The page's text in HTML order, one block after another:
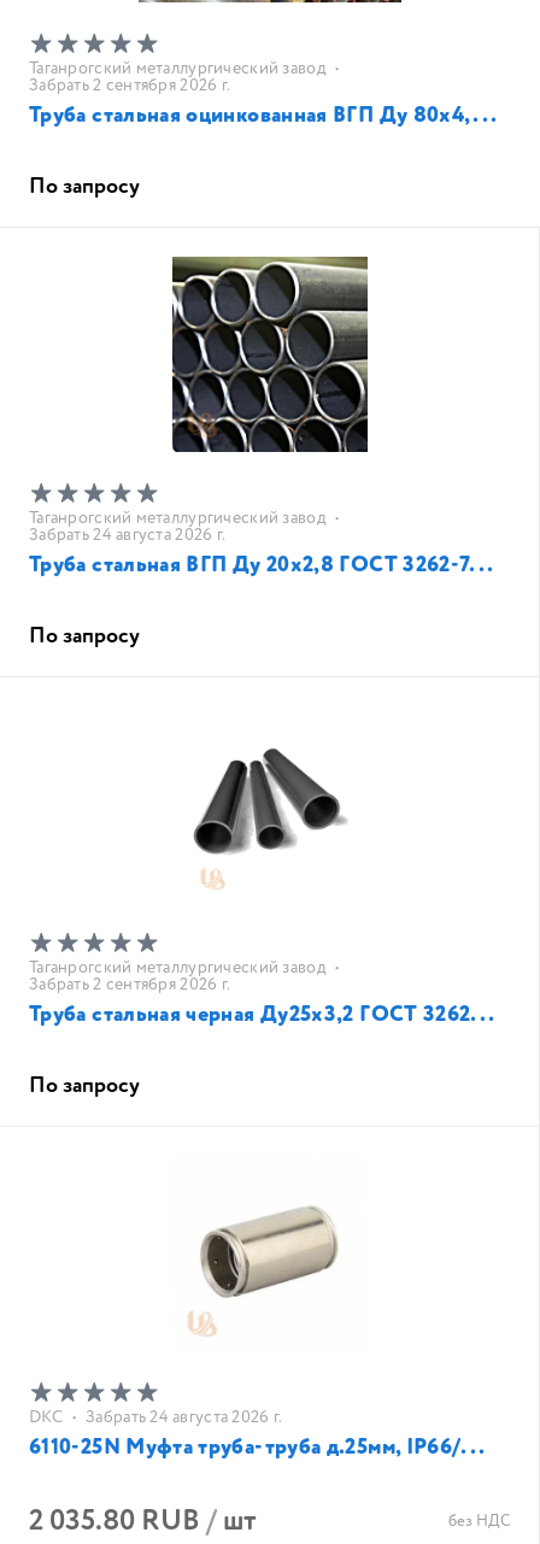
Таганрогский металлургический завод •
Забрать 2 сентября 2026 г.
Труба стальная оцинкованная ВГП Ду 80х4,...
По запросу
Таганрогский металлургический завод •
Забрать 24 августа 2026 г.
Труба стальная ВГП Ду 20х2,8 ГОСТ 3262-7...
По запросу
Таганрогский металлургический завод •
Забрать 2 сентября 2026 г.
Труба стальная черная Ду25х3,2 ГОСТ 3262...
По запросу
DKC • Забрать 24 августа 2026 г.
6110-25N Муфта труба-труба д.25мм, IP66/...
2 035.80 RUB/шт без НДС